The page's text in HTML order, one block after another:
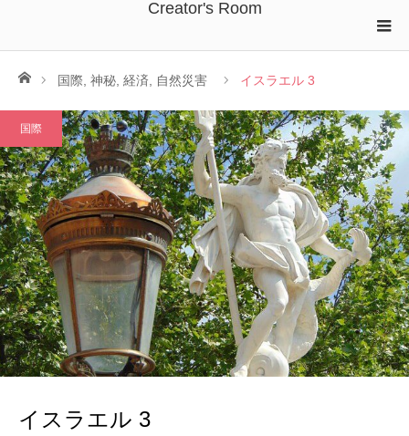
Creator's Room
ホーム国際 神秘 経済 自然災害 イスラエル 3
国際
イスラエル 3